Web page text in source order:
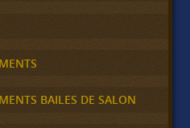
BAILES DE SALON